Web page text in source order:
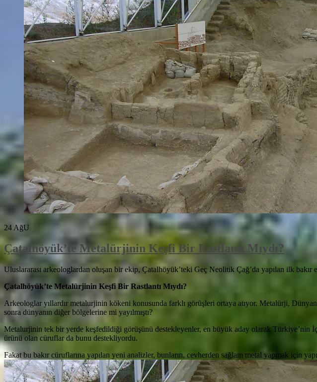
İnsanının
Cenaze
Ritüellerine
Işık
Tutuyor
24 AğU
Çatalhöyük’te Metalürjinin Keşfi Bir Rastlantı Mıydı?
Uluslararası arkeologlardan oluşan bir ekip, Çatalhöyük’teki Geç Neolitik Çağ’da yapılan ilk
Çatalhöyük’te Metalürjinin Keşfi Bir Rastlantı Mıydı?
Arkeologlar yıllardır metalurjinin kökeni konusunda farklı görüşleri ortaya atıyor. Metalürji,
sonra dünyanın diğer bölgelerine mi yayılmıştı?
Metalurjinin tek bir yerde keşfedildiği görüşünü destekleyenler, en büyük aday olarak Türkiye’nin
ürünü olan cüruflar da bunu destekliyordu.
Fakat bu bakır cüruflarına yapılan yeni analizler, bunların, cevherden sağlam metal yapmak için